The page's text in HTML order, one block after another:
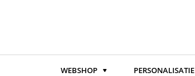
WEBSHOP PERSONALISATIE